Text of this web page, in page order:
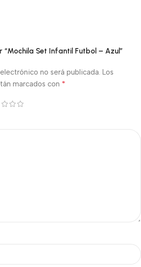
“Mochila Set Infantil Futbol – Azul”
no será publicada. Los
marcados con *